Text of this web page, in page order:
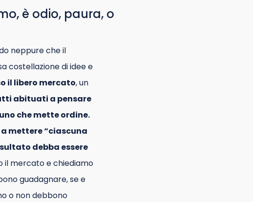
è odio, paura, o
neppure che il
costellazione di idee e
il libero mercato, un
abituati a pensare
che mette ordine.
mettere “ciascuna
debba essere
il mercato e chiediamo
guadagnare, se e
o non debbono